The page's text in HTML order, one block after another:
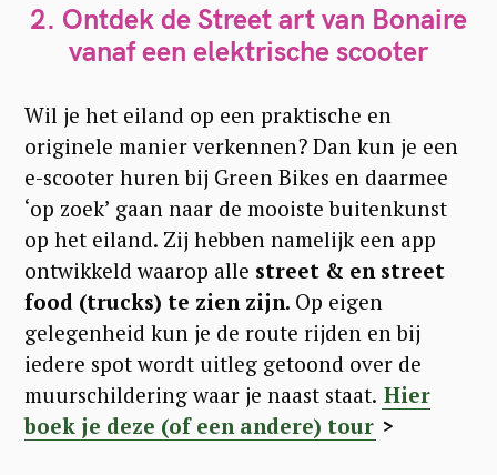
2. Ontdek de Street art van Bonaire
vanaf een elektrische scooter
Wil je het eiland op een praktische en
originele manier verkennen? Dan kun je een
e-scooter huren bij Green Bikes en daarmee
‘op zoek’ gaan naar de mooiste buitenkunst
op het eiland. Zij hebben namelijk een app
ontwikkeld waarop alle street & en street
food (trucks) te zien zijn. Op eigen
gelegenheid kun je de route rijden en bij
iedere spot wordt uitleg getoond over de
muurschildering waar je naast staat. Hier
boek je deze (of een andere) tour >